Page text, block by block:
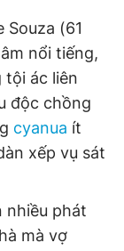
cáo
Souza (61
nổi tiếng,
tội ác liên
độc chồng
cyanua ít
xếp vụ sát
nhiều phát
mà vợ